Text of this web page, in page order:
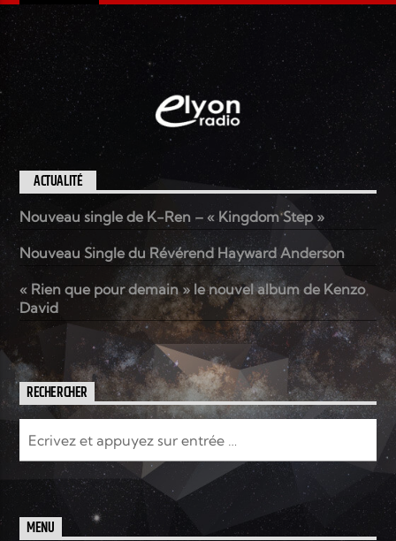
ACTUALITÉ
Nouveau single de K-Ren – « Kingdom Step »
Nouveau Single du Révérend Hayward Anderson
« Rien que pour demain » le nouvel album de Kenzo
David
RECHERCHER
MENU